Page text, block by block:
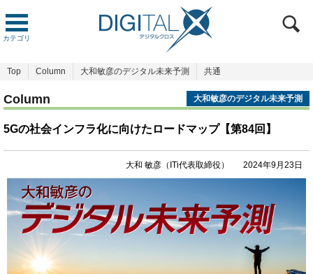
カテゴリ
Top Column 大和敏彦のデジタル未来予測 共通
Column 大和敏彦のデジタル未来予測
5Gの社会インフラ化に向けたロードマップ【第84回】
大和 敏彦（ITi代表取締役） 2024年9月23日